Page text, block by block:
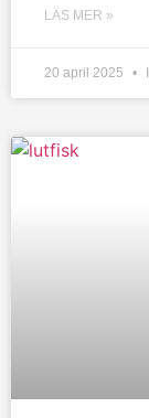
LÄS MER »
20 april 2025